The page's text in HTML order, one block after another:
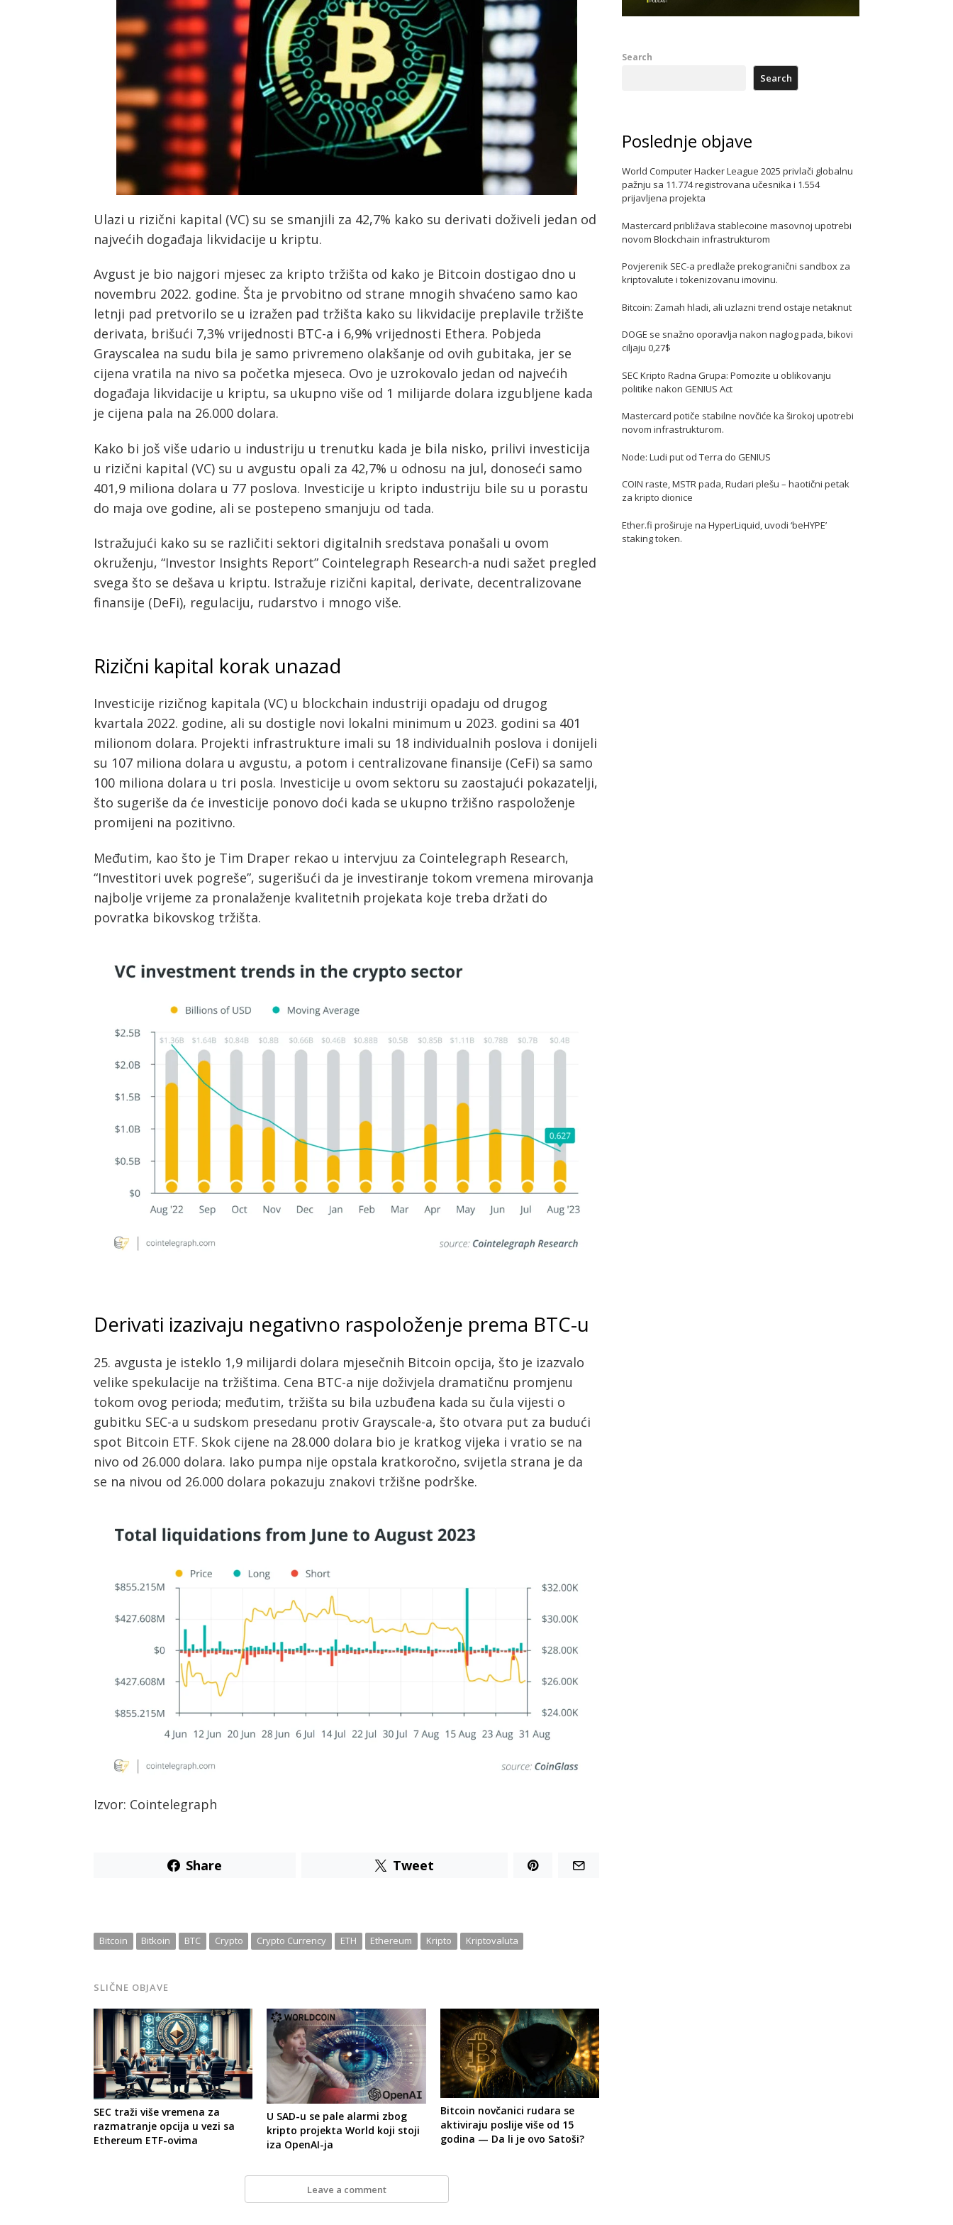
Ulazi u rizični kapital (VC) su se smanjili za 42,7% kako su derivati doživeli jedan od
najvećih događaja likvidacije u kriptu.
Avgust je bio najgori mjesec za kripto tržišta od kako je Bitcoin dostigao dno u
novembru 2022. godine. Šta je prvobitno od strane mnogih shvaćeno samo kao
letnji pad pretvorilo se u izražen pad tržišta kako su likvidacije preplavile tržište
derivata, brišući 7,3% vrijednosti BTC-a i 6,9% vrijednosti Ethera. Pobjeda
Grayscalea na sudu bila je samo privremeno olakšanje od ovih gubitaka, jer se
cijena vratila na nivo sa početka mjeseca. Ovo je uzrokovalo jedan od najvećih
događaja likvidacije u kriptu, sa ukupno više od 1 milijarde dolara izgubljene kada
je cijena pala na 26.000 dolara.
Kako bi još više udario u industriju u trenutku kada je bila nisko, prilivi investicija
u rizični kapital (VC) su u avgustu opali za 42,7% u odnosu na jul, donoseći samo
401,9 miliona dolara u 77 poslova. Investicije u kripto industriju bile su u porastu
do maja ove godine, ali se postepeno smanjuju od tada.
Istražujući kako su se različiti sektori digitalnih sredstava ponašali u ovom
okruženju, “Investor Insights Report” Cointelegraph Research-a nudi sažet pregled
svega što se dešava u kriptu. Istražuje rizični kapital, derivate, decentralizovane
finansije (DeFi), regulaciju, rudarstvo i mnogo više.
Rizični kapital korak unazad
Investicije rizičnog kapitala (VC) u blockchain industriji opadaju od drugog
kvartala 2022. godine, ali su dostigle novi lokalni minimum u 2023. godini sa 401
milionom dolara. Projekti infrastrukture imali su 18 individualnih poslova i donijeli
su 107 miliona dolara u avgustu, a potom i centralizovane finansije (CeFi) sa samo
100 miliona dolara u tri posla. Investicije u ovom sektoru su zaostajući pokazatelji,
što sugeriše da će investicije ponovo doći kada se ukupno tržišno raspoloženje
promijeni na pozitivno.
Međutim, kao što je Tim Draper rekao u intervjuu za Cointelegraph Research,
“Investitori uvek pogreše”, sugerišući da je investiranje tokom vremena mirovanja
najbolje vrijeme za pronalaženje kvalitetnih projekata koje treba držati do
povratka bikovskog tržišta.
Derivati izazivaju negativno raspoloženje prema BTC-u
25. avgusta je isteklo 1,9 milijardi dolara mjesečnih Bitcoin opcija, što je izazvalo
velike spekulacije na tržištima. Cena BTC-a nije doživjela dramatičnu promjenu
tokom ovog perioda; međutim, tržišta su bila uzbuđena kada su čula vijesti o
gubitku SEC-a u sudskom presedanu protiv Grayscale-a, što otvara put za budući
spot Bitcoin ETF. Skok cijene na 28.000 dolara bio je kratkog vijeka i vratio se na
nivo od 26.000 dolara. Iako pumpa nije opstala kratkoročno, svijetla strana je da
se na nivou od 26.000 dolara pokazuju znakovi tržišne podrške.
Izvor: Cointelegraph
Share Tweet
Bitcoin Bitkoin BTC Crypto Crypto Currency ETH Ethereum Kripto Kriptovaluta
SLIČNE OBJAVE
SEC traži više vremena za
razmatranje opcija u vezi sa
Ethereum ETF-ovima
U SAD-u se pale alarmi zbog
kripto projekta World koji stoji
iza OpenAI-ja
Bitcoin novčanici rudara se
aktiviraju poslije više od 15
godina — Da li je ovo Satoši?
Leave a comment
Search
Search
Poslednje objave
World Computer Hacker League 2025 privlači globalnu
pažnju sa 11.774 registrovana učesnika i 1.554
prijavljena projekta
Mastercard približava stablecoine masovnoj upotrebi
novom Blockchain infrastrukturom
Povjerenik SEC-a predlaže prekogranični sandbox za
kriptovalute i tokenizovanu imovinu.
Bitcoin: Zamah hladi, ali uzlazni trend ostaje netaknut
DOGE se snažno oporavlja nakon naglog pada, bikovi
ciljaju 0,27$
SEC Kripto Radna Grupa: Pomozite u oblikovanju
politike nakon GENIUS Act
Mastercard potiče stabilne novčiće ka širokoj upotrebi
novom infrastrukturom.
Node: Ludi put od Terra do GENIUS
COIN raste, MSTR pada, Rudari plešu – haotični petak
za kripto dionice
Ether.fi proširuje na HyperLiquid, uvodi ‘beHYPE’
staking token.